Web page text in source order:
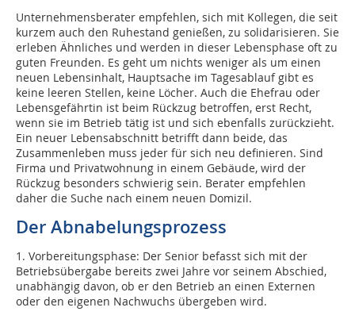
Unternehmensberater empfehlen, sich mit Kollegen, die seit
kurzem auch den Ruhestand genießen, zu solidarisieren. Sie
erleben Ähnliches und werden in dieser Lebensphase oft zu
guten Freunden. Es geht um nichts weniger als um einen
neuen Lebensinhalt, Hauptsache im Tagesablauf gibt es
keine leeren Stellen, keine Löcher. Auch die Ehefrau oder
Lebensgefährtin ist beim Rückzug betroffen, erst Recht,
wenn sie im Betrieb tätig ist und sich ebenfalls zurückzieht.
Ein neuer Lebensabschnitt betrifft dann beide, das
Zusammenleben muss jeder für sich neu definieren. Sind
Firma und Privatwohnung in einem Gebäude, wird der
Rückzug besonders schwierig sein. Berater empfehlen
daher die Suche nach einem neuen Domizil.
Der Abnabelungsprozess
1. Vorbereitungsphase: Der Senior befasst sich mit der
Betriebsübergabe bereits zwei Jahre vor seinem Abschied,
unabhängig davon, ob er den Betrieb an einen Externen
oder den eigenen Nachwuchs übergeben wird.